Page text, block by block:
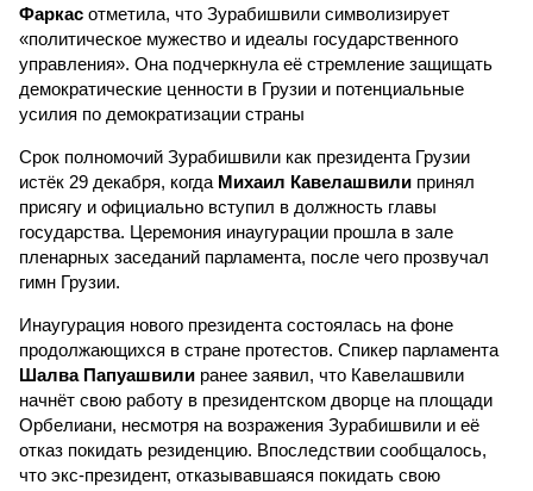
Фаркас отметила, что Зурабишвили символизирует
«политическое мужество и идеалы государственного
управления». Она подчеркнула её стремление защищать
демократические ценности в Грузии и потенциальные
усилия по демократизации страны
Срок полномочий Зурабишвили как президента Грузии
истёк 29 декабря, когда Михаил Кавелашвили принял
присягу и официально вступил в должность главы
государства. Церемония инаугурации прошла в зале
пленарных заседаний парламента, после чего прозвучал
гимн Грузии.
Инаугурация нового президента состоялась на фоне
продолжающихся в стране протестов. Спикер парламента
Шалва Папуашвили ранее заявил, что Кавелашвили
начнёт свою работу в президентском дворце на площади
Орбелиани, несмотря на возражения Зурабишвили и её
отказ покидать резиденцию. Впоследствии сообщалось,
что экс-президент, отказывавшаяся покидать свою